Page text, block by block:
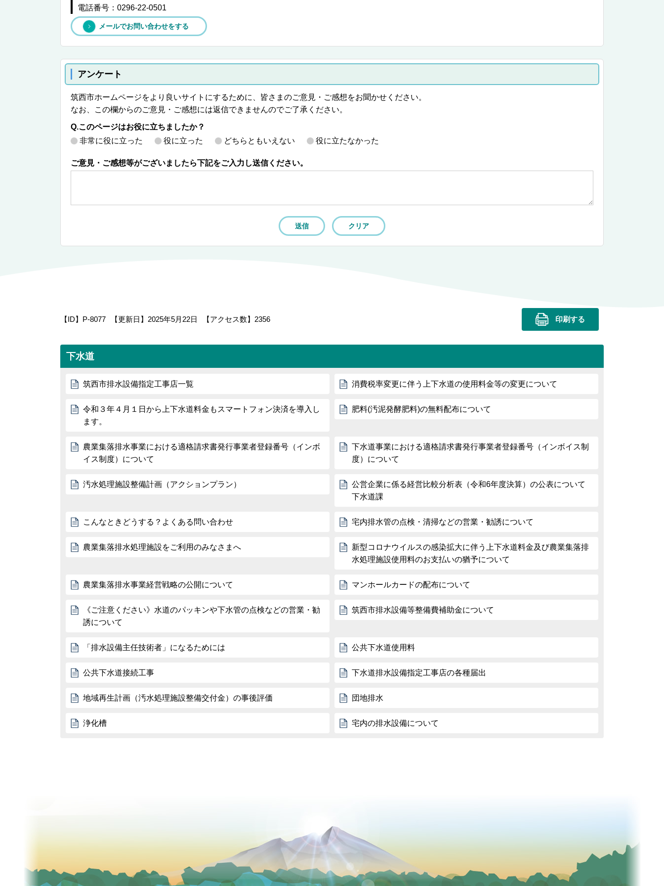
電話番号：0296-22-0501
メールでお問い合わせをする
アンケート
筑西市ホームページをより良いサイトにするために、皆さまのご意見・ご感想をお聞かせください。
なお、この欄からのご意見・ご感想には返信できませんのでご了承ください。
Q.このページはお役に立ちましたか？
非常に役に立った
役に立った どちらともいえない 役に立たなかった
ご意見・ご感想等がございましたら下記をご入力し送信ください。
【ID】 P-8077 【更新日】 2025年5月22日 【アクセス数】 2356 印刷する
下水道
筑西市排水設備指定工事店一覧 消費税率変更に伴う上下水道の使用料金等の変更について
令和３年４月１日から上下水道料金もスマートフォン決済を導入し
ます。
肥料(汚泥発酵肥料)の無料配布について
農業集落排水事業における適格請求書発行事業者登録番号（インボ
イス制度）について
下水道事業における適格請求書発行事業者登録番号（インボイス制
度）について
汚水処理施設整備計画（アクションプラン）
公営企業に係る経営比較分析表（令和6年度決算）の公表について
下水道課
こんなときどうする？よくある問い合わせ 宅内排水管の点検・清掃などの営業・勧誘について
農業集落排水処理施設をご利用のみなさまへ
新型コロナウイルスの感染拡大に伴う上下水道料金及び農業集落排
水処理施設使用料のお支払いの猶予について
農業集落排水事業経営戦略の公開について マンホールカードの配布について
《ご注意ください》水道のパッキンや下水管の点検などの営業・勧
誘について
筑西市排水設備等整備費補助金について
「排水設備主任技術者」になるためには 公共下水道使用料
公共下水道接続工事 下水道排水設備指定工事店の各種届出
地域再生計画（汚水処理施設整備交付金）の事後評価 団地排水
浄化槽 宅内の排水設備について